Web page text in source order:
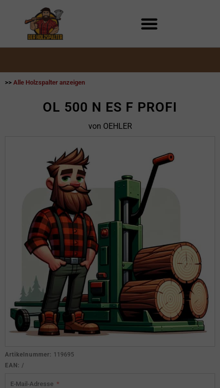
>> Alle Holzspalter anzeigen
OL 500 N ES F PROFI
von OEHLER
Artikelnummer: 119695
EAN: /
E-Mail-Adresse